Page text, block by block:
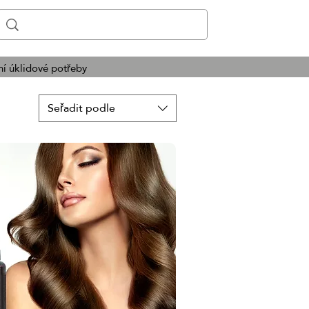
úklidové potřeby
Seřadit podle